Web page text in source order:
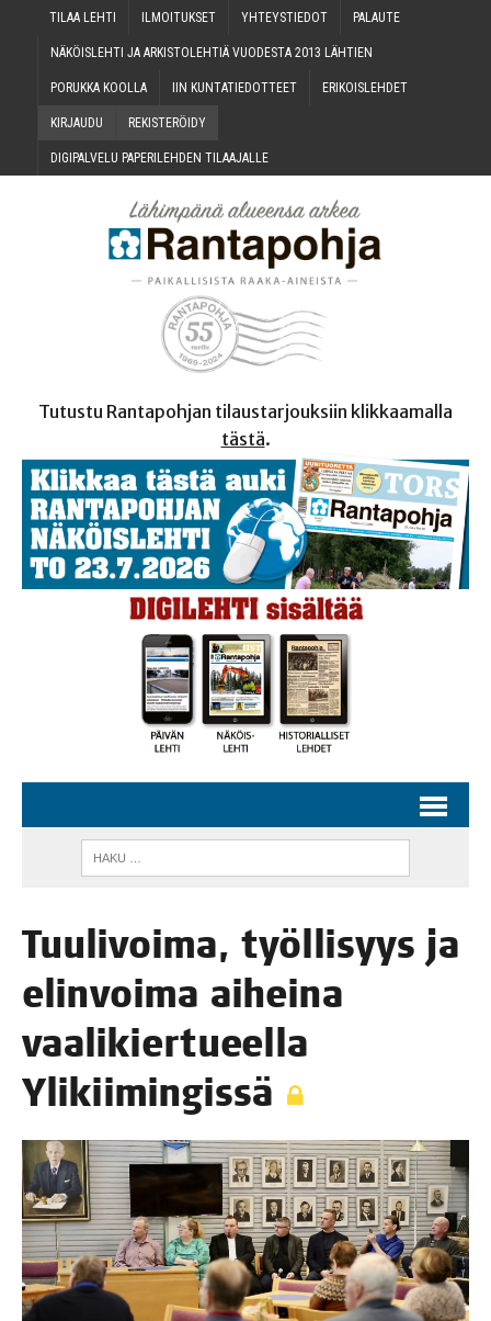
TILAA LEH­TI ILMOI­TUK­SET YHTEYS­TIE­DOT PALAU­TE
NÄKÖIS­LEH­TI JA ARKIS­TO­LEH­TIÄ VUO­DES­TA 2013 LÄHTIEN
PORUK­KA KOOLLA IIN KUN­TA­TIE­DOT­TEET ERI­KOIS­LEH­DET
KIR­JAU­DU REKIS­TE­RÖI­DY
DIGI­PAL­VE­LU PAPE­RI­LEH­DEN TILAAJALLE
Tutustu Rantapohjan tilaustarjouksiin klikkaamalla
tästä.
Tuu­li­voi­ma, työl­li­syys ja
elin­voi­ma aihei­na
vaa­li­kier­tu­eel­la
Ylikiimingissä